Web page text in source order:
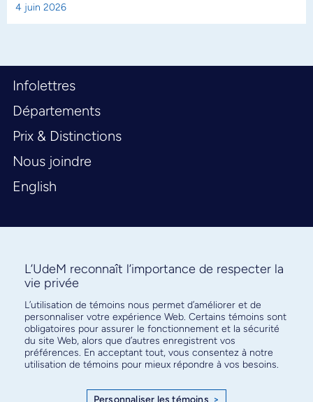
4 juin 2026
Infolettres
Départements
Prix & Distinctions
Nous joindre
English
Abonnez-vous à notre infolettre
pour connaître l’actualité facultaire
L’UdeM reconnaît l’importance de respecter la
vie privée
L’utilisation de témoins nous permet d’améliorer et de
personnaliser votre expérience Web. Certains témoins sont
obligatoires pour assurer le fonctionnement et la sécurité
du site Web, alors que d’autres enregistrent vos
préférences. En acceptant tout, vous consentez à notre
utilisation de témoins pour mieux répondre à vos besoins.
Personnaliser les témoins >